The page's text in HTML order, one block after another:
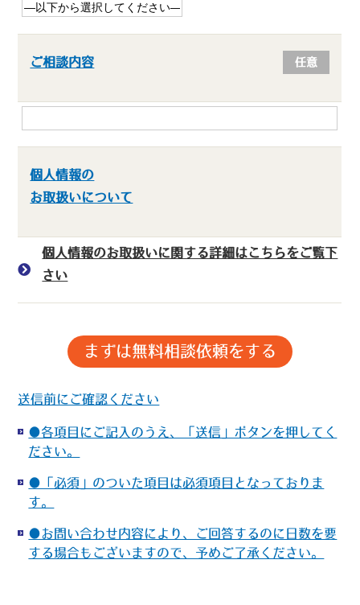
ご相談内容 任意
個人情報の
お取扱いについて
個人情報のお取扱いに関する詳細はこちらをご覧下
さい
送信前にご確認ください
●各項目にご記入のうえ、「送信」ボタンを押してく
ださい。
●「必須」のついた項目は必須項目となっておりま
す。
●お問い合わせ内容により、ご回答するのに日数を要
する場合もございますので、予めご了承ください。